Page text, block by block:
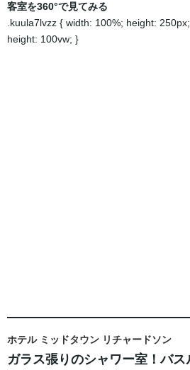
客室を360°で見てみる
.kuula7lvzz { width: 100%; height:
height: 100vw; }
ホテル ミッドタウン リチャードソン
ガラス張りのシャワー室！バス